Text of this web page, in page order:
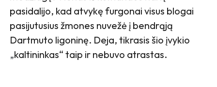
pasidalijo, kad atvykę furgonai visus blogai
pasijutusius žmones nuvežė į bendrąją
Dartmuto ligoninę. Deja, tikrasis šio įvykio
„kaltininkas“ taip ir nebuvo atrastas.